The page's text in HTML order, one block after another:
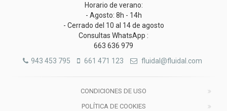
Horario de verano:
- Agosto: 8h - 14h
- Cerrado del 10 al 14 de agosto
Consultas WhatsApp :
663 636 979
943 453 795
661 471 123 fluidal@fluidal.com
CONDICIONES DE USO
POLÍTICA DE COOKIES